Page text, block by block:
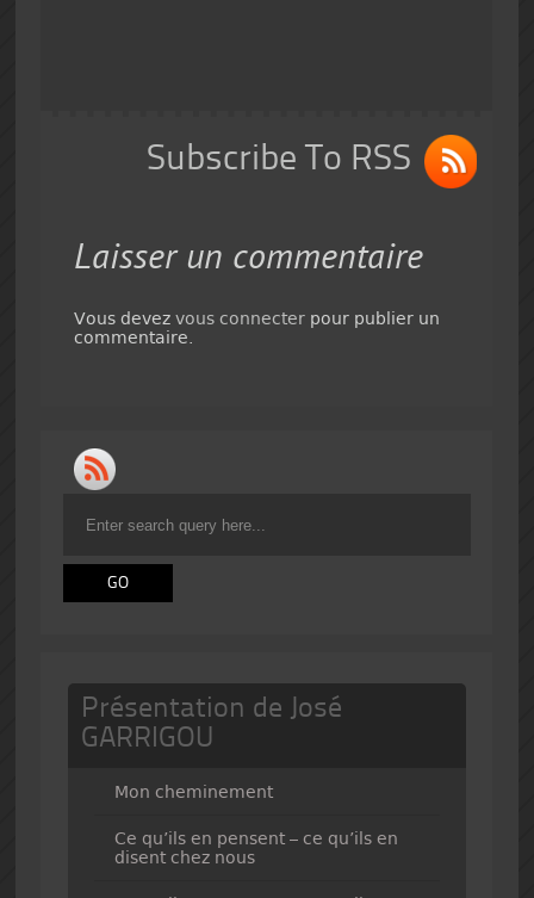
Subscribe To RSS
Laisser un commentaire
Vous devez vous connecterpour publier un
commentaire.
Présentation de José
GARRIGOU
Mon cheminement
Ce qu’ils en pensent – ce qu’ils en
disent chez nous